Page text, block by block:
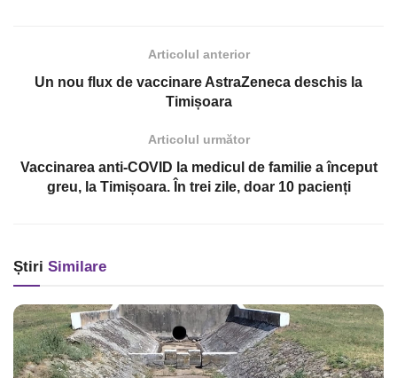
Articolul anterior
Un nou flux de vaccinare AstraZeneca deschis la
Timișoara
Articolul următor
Vaccinarea anti-COVID la medicul de familie a început
greu, la Timișoara. În trei zile, doar 10 pacienți
Știri Similare